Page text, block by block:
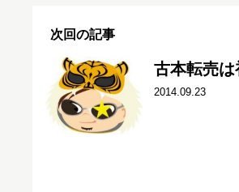
次回の記事
古本転売
2014.09.23